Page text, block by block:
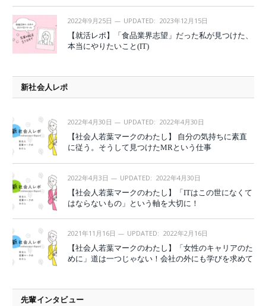
2022年9月25日 UPDATED: 2023年12月15日
【就活レポ】「食品業界志望」だった私が見つけた、
本当にやりたいこと(IT)
新社会人レポ
2022年4月30日 UPDATED: 2022年4月30日
【社会人若葉マークのわたし】 自分の気持ちに素直
に従う。そうして見つけたMRという仕事
2022年4月3日 UPDATED: 2022年4月30日
【社会人若葉マークのわたし】「ITはこの世になくて
はならないもの」という軸を大切に！
2021年11月16日 UPDATED: 2022年2月16日
【社会人若葉マークのわたし】「女性のキャリアのた
めに」道は一つじゃない！会社の外にも学びを求めて
先輩インタビュー